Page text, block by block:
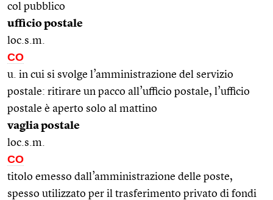
col pubblico
ufficio postale
loc.s.m.
CO
u. in cui si svolge l’amministrazione del servizio
postale: ritirare un pacco all’ufficio postale, l’ufficio
postale è aperto solo al mattino
vaglia postale
loc.s.m.
CO
titolo emesso dall’amministrazione delle poste,
spesso utilizzato per il trasferimento privato di fondi